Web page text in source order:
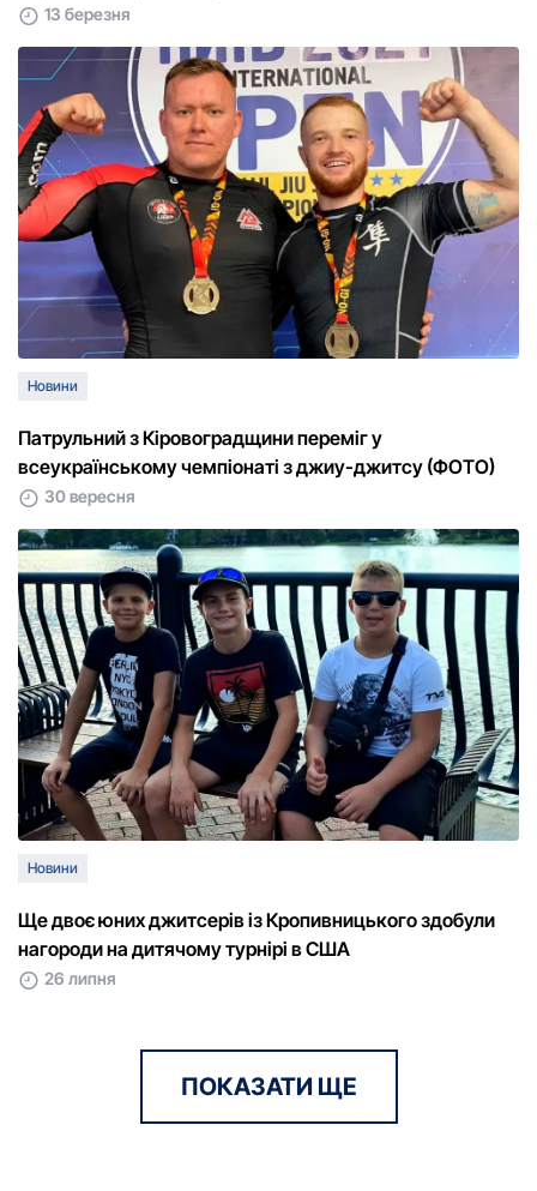
13 березня
Новини
Патрульний з Кiровоградщини переміг у
всеукраїнському чемпiонатi з джиу-джитсу (ФОТО)
30 вересня
Новини
Ще двоє юних джитсерів із Кропивницького здобули
нагороди на дитячому турнірі в США
26 липня
ПОКАЗАТИ ЩЕ